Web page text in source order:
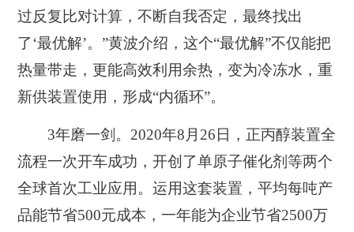
过反复比对计算，不断自我否定，最终找出
了‘最优解’。”黄波介绍，这个“最优解”不仅能把
热量带走，更能高效利用余热，变为冷冻水，重
新供装置使用，形成“内循环”。
3年磨一剑。2020年8月26日，正丙醇装置全
流程一次开车成功，开创了单原子催化剂等两个
全球首次工业应用 。运用这套装置，平均每吨产
品能节省500元成本，一年能为企业节省2500万